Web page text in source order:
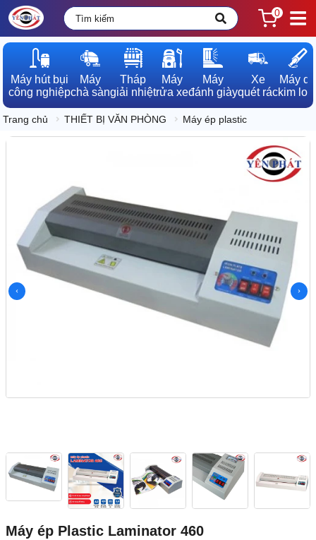
0
Máy hút bụi
công nghiệp
Máy
chà sàn
Tháp
giải nhiệt
Máy
rửa xe
Máy
đánh giày
Xe
quét rác
Máy dò
kim loại
Trang chủ THIẾT BỊ VĂN PHÒNG Máy ép plastic
Máy ép Plastic Laminator 460